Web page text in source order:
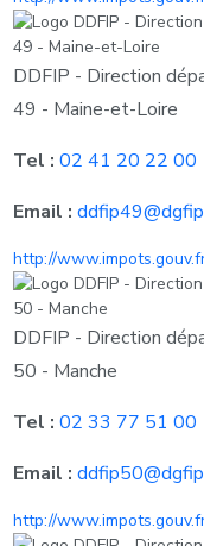
DDFIP - Direction
49 - Maine-et-Loire
Tel : 02 41 20 22 00
Email :
http://
DDFIP - Direction
50 - Manche
Tel : 02 33 77 51 00
Email :
http://